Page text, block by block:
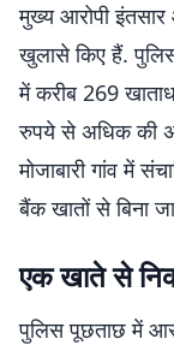
मुख्य आरोपी
खुलासे किए हैं.
में करीब 269
रुपये से अधिक की
मोजाबारी गांव में
बैंक खातों से बिना
एक खाते से
पुलिस पूछताछ में